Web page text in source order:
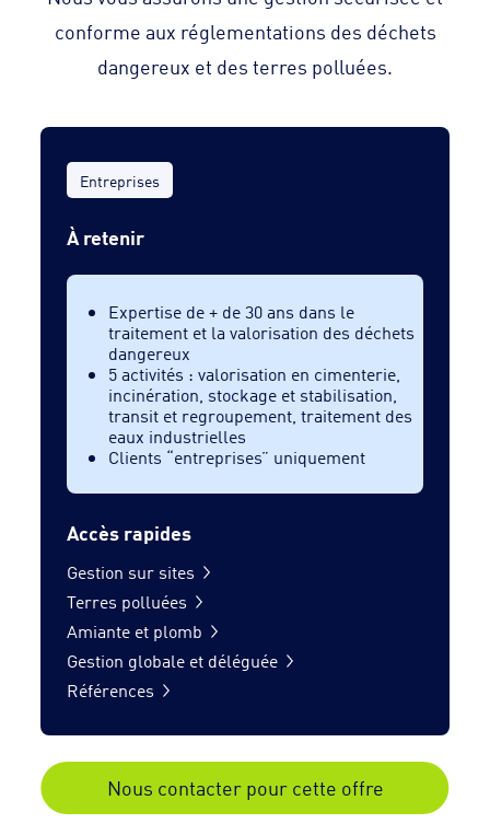
conforme aux réglementations des déchets
dangereux et des terres polluées.
Entreprises
À retenir
Expertise de + de 30 ans dans le
traitement et la valorisation des déchets
dangereux
5 activités : valorisation en cimenterie,
incinération, stockage et stabilisation,
transit et regroupement, traitement des
eaux industrielles
Clients “entreprises” uniquement
Accès rapides
Gestion sur sites
Terres polluées
Amiante et plomb
Gestion globale et déléguée
Références
Nous contacter pour cette offre